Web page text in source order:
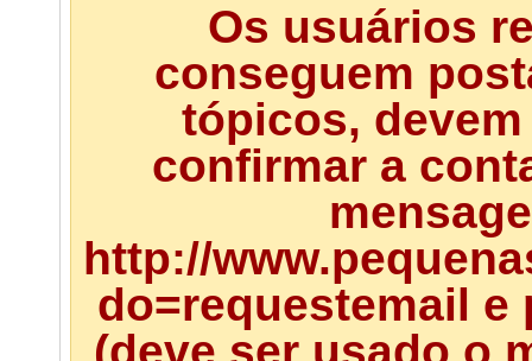
Os usuários
conseguem
tópicos,
confirmar a
http://
do=requestemail